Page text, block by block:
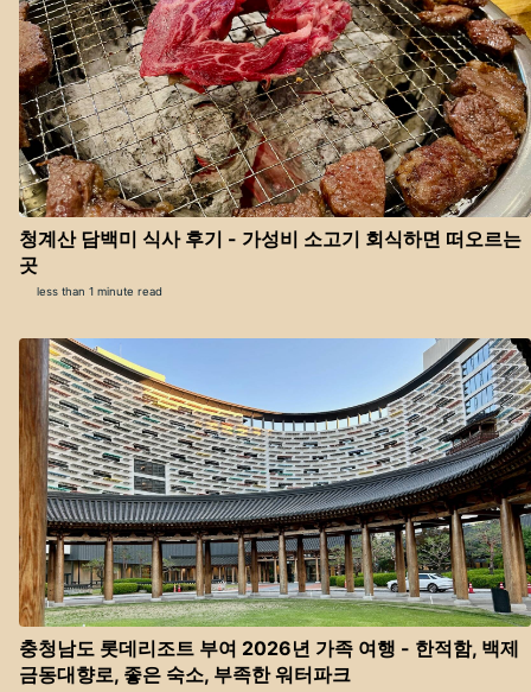
청계산 담백미 식사 후기 - 가성비 소고기 회식하면 떠오르는
곳
less than 1 minute read
충청남도 롯데리조트 부여 2026년 가족 여행 - 한적함, 백제
금동대향로, 좋은 숙소, 부족한 워터파크